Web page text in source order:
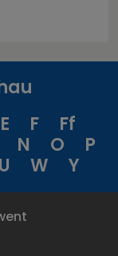
E F
Ff
N O
P
U W Y